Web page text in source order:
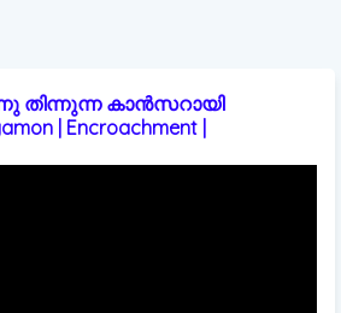
തിന്നുന്ന കാൻസറായി
| Encroachment |